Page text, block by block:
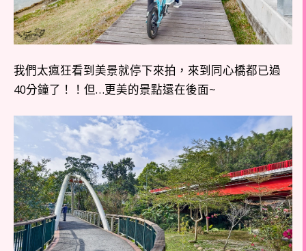
我們太瘋狂看到美景就停下來拍，來到同心橋都已過
40分鐘了！！但…更美的景點還在後面~